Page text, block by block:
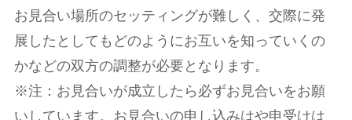
お見合い場所のセッティングが難しく、交際に発
展したとしてもどのようにお互いを知っていくの
かなどの双方の調整が必要となります。
※注：お見合いが成立したら必ずお見合いをお願
いしています。お見合いの申し込みはや申受けは